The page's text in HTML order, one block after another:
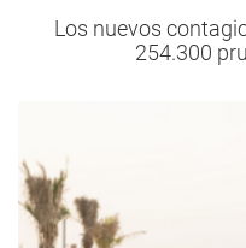
Los nuevos
254.300